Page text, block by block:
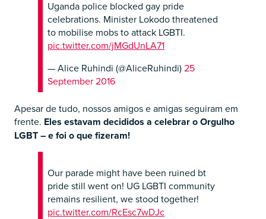
Uganda police blocked gay pride
celebrations. Minister Lokodo threatened
to mobilise mobs to attack LGBTI.
pic.twitter.com/jMGdUnLA71
— Alice Ruhindi (@AliceRuhindi)25
September 2016
Apesar de tudo, nossos amigos e amigas seguiram em
frente. Eles estavam decididos a celebrar o Orgulho
LGBT – e foi o que fizeram!
Our parade might have been ruined bt
pride still went on! UG LGBTI community
remains resilient, we stood together!
pic.twitter.com/RcEsc7wDJc